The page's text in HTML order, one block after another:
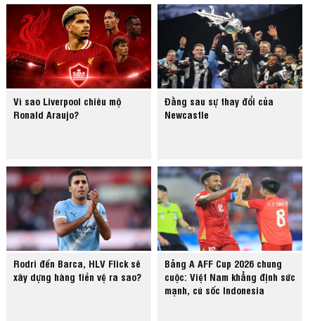
Vì sao Liverpool chiêu mộ
Ronald Araujo?
Đằng sau sự thay đổi của
Newcastle
Rodri đến Barca, HLV Flick sẽ
xây dựng hàng tiền vệ ra sao?
Bảng A AFF Cup 2026 chung
cuộc: Việt Nam khẳng định sức
mạnh, cú sốc Indonesia